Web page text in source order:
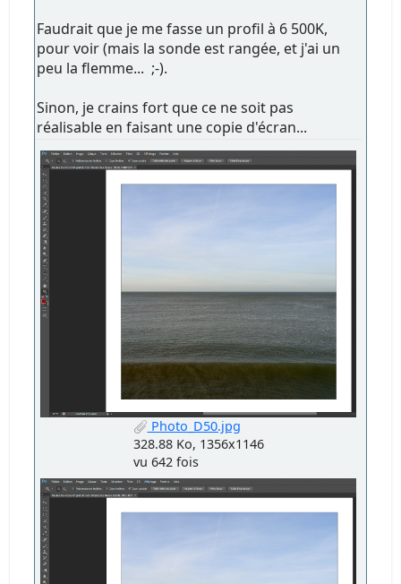
Faudrait que je me fasse un profil à 6 500K,
pour voir (mais la sonde est rangée, et j'ai un
peu la flemme... ;-).
Sinon, je crains fort que ce ne soit pas
réalisable en faisant une copie d'écran...
Photo_D50.jpg
328.88 Ko, 1356x1146
vu 642 fois